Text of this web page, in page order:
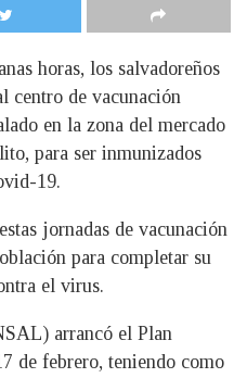
horas, los salvadoreños
centro de vacunación
en la zona del mercado
para ser inmunizados
19.
jornadas de vacunación
para completar su
el virus.
arrancó el Plan
de febrero, teniendo como